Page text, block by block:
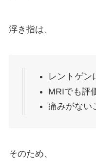
浮き指は、
レントゲン
MRIでも評
痛みがない
そのため、